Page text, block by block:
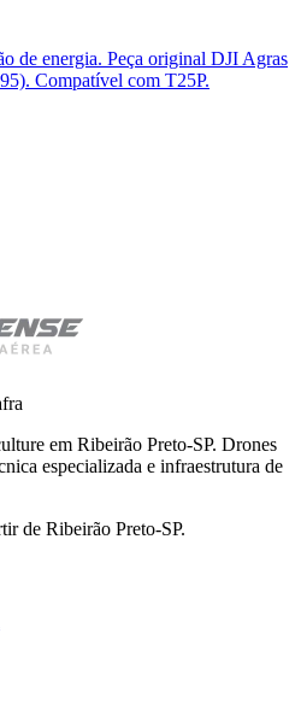
de energia. Peça original DJI Agras
Compatível com T25P.
em Ribeirão Preto-SP. Drones
especializada e infraestrutura de
de Ribeirão Preto-SP.